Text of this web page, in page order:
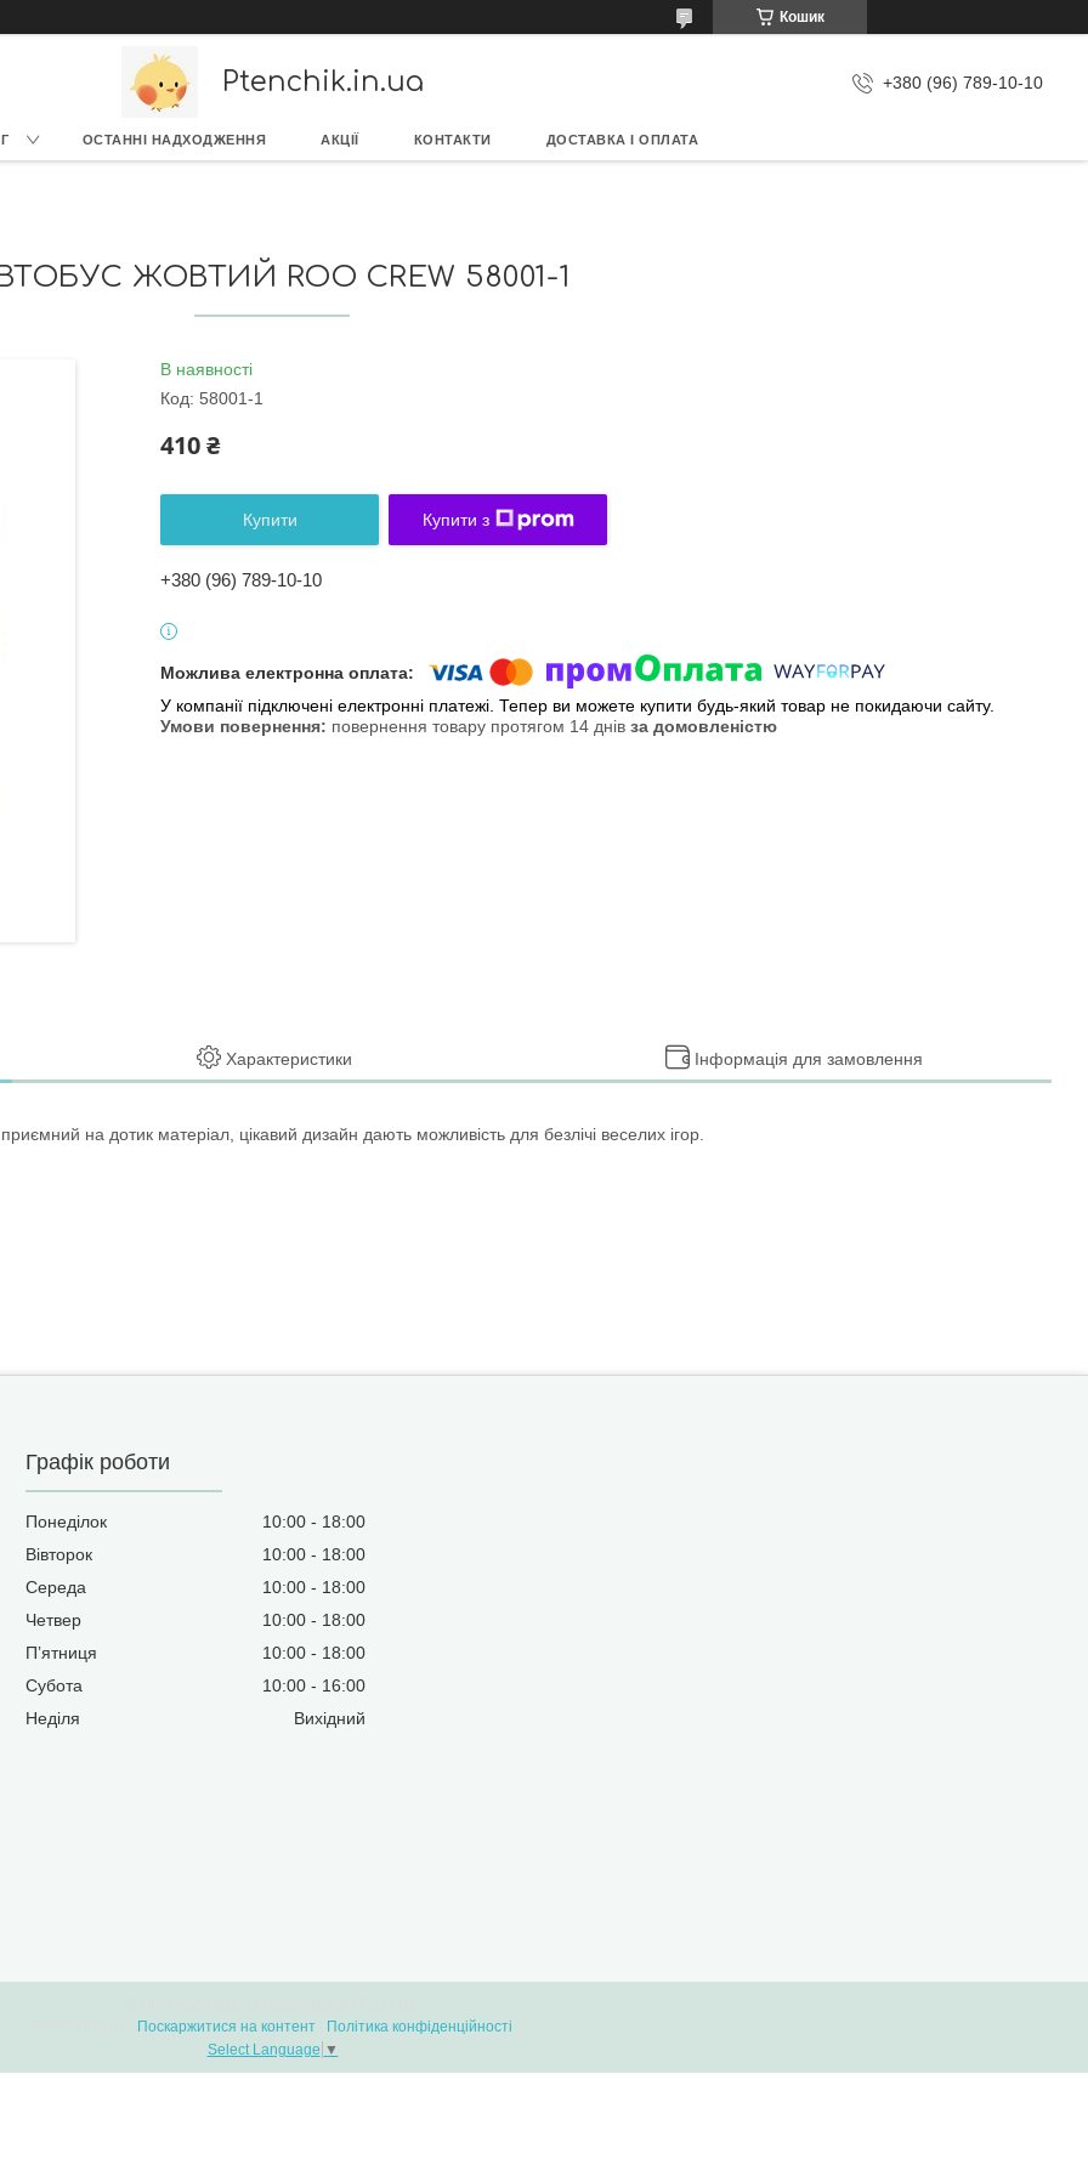
Кошик
Ptenchik.in.ua +380 (96) 789-10-10
ОСТАННІ НАДХОДЖЕННЯ АКЦІЇ КОНТАКТИ ДОСТАВКА І ОПЛАТА
ЖОВТИЙ ROO CREW 58001-1
В наявності
Код: 58001-1
410 ₴
Купити Купити з
+380 (96) 789-10-10
У компанії підключені електронні платежі. Тепер ви можете купити будь-який товар не покидаючи сайту.
повернення товару протягом 14 днів за домовленістю
Характеристики Інформація для замовлення
на дотик матеріал, цікавий дизайн дають можливість для безлічі веселих ігор.
Графік роботи
Понеділок 10:00
18:00
Вівторок
10:00
18:00
Середа
10:00
18:00
Четвер
10:00
18:00
Пʼятниця
10:00
18:00
Субота
10:00
16:00
Неділя
Вихідний
Поскаржитися на контент
Політика конфіденційності
Select Language ▼